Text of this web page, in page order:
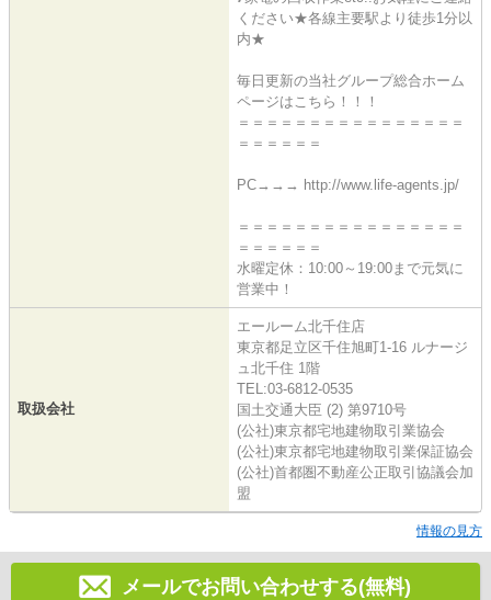
ください★各線主要駅より徒歩1分以
内★
毎日更新の当社グループ総合ホーム
ページはこちら！！！
＝＝＝＝＝＝＝＝＝＝＝＝＝＝＝＝
＝＝＝＝＝＝
PC→→→ http://www.life-agents.jp/
＝＝＝＝＝＝＝＝＝＝＝＝＝＝＝＝
＝＝＝＝＝＝
水曜定休：10:00～19:00まで元気に
営業中！
取扱会社
エールーム北千住店
東京都足立区千住旭町1-16 ルナージ
ュ北千住 1階
TEL:03-6812-0535
国土交通大臣 (2) 第9710号
(公社)東京都宅地建物取引業協会
(公社)東京都宅地建物取引業保証協会
(公社)首都圏不動産公正取引協議会加
盟
情報の見方
メールでお問い合わせする(無料)